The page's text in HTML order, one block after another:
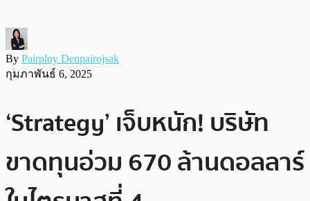
By Pairploy Denpairojsak
กุมภาพันธ์ 6, 2025
‘Strategy’ เจ็บหนัก! บริษัท
ขาดทุนอ่วม 670 ล้านดอลลาร์